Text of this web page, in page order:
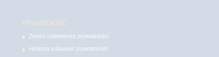
PRYWATNOŚĆ
Zmień ustawienia prywatności
Historia ustawień prywatności